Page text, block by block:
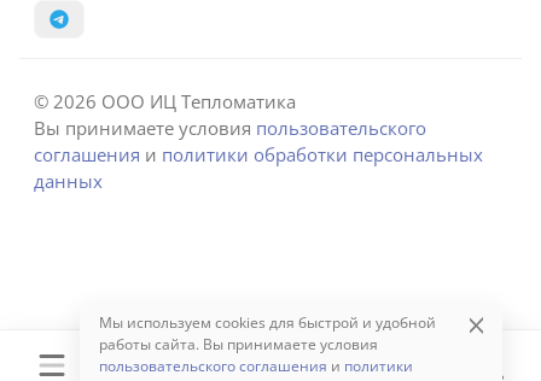
© 2026 ООО ИЦ Тепломатика
Вы принимаете условия пользовательского
соглашения и политики обработки персональных
данных
Мы используем cookies для быстрой и удобной
работы сайта. Вы принимаете условия
пользовательского соглашения и политики